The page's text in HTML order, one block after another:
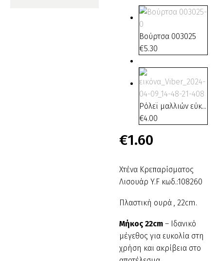
Βούρτσα 003025
€5.30
Ρόλεϊ μαλλιών εύκ...
€4.00
€1.60
Χτένα Κρεπαρίσματος
Λισουάρ Y.F κωδ.:108260
Πλαστική ουρά , 22cm.
Μήκος 22cm – Ιδανικό
μέγεθος για ευκολία στη
χρήση και ακρίβεια στο